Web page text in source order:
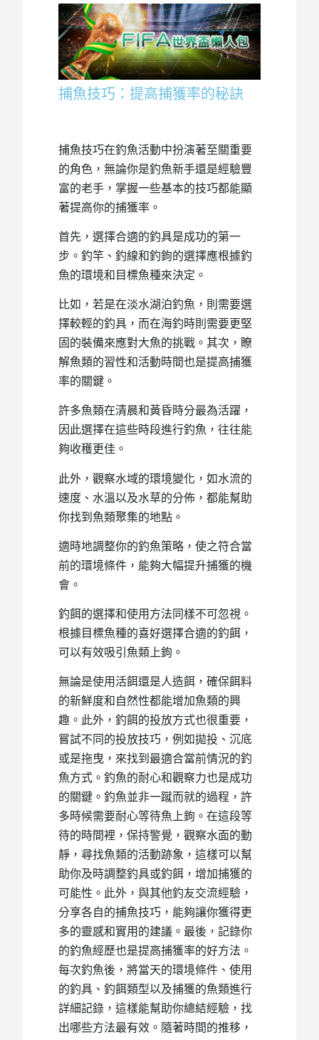
捕魚技巧：提高捕獲率的秘訣
捕魚技巧在釣魚活動中扮演著至關重要
的角色，無論你是釣魚新手還是經驗豐
富的老手，掌握一些基本的技巧都能顯
著提高你的捕獲率。
首先，選擇合適的釣具是成功的第一
步。釣竿、釣線和釣鉤的選擇應根據釣
魚的環境和目標魚種來決定。
比如，若是在淡水湖泊釣魚，則需要選
擇較輕的釣具，而在海釣時則需要更堅
固的裝備來應對大魚的挑戰。其次，瞭
解魚類的習性和活動時間也是提高捕獲
率的關鍵。
許多魚類在清晨和黃昏時分最為活躍，
因此選擇在這些時段進行釣魚，往往能
夠收穫更佳。
此外，觀察水域的環境變化，如水流的
速度、水溫以及水草的分佈，都能幫助
你找到魚類聚集的地點。
適時地調整你的釣魚策略，使之符合當
前的環境條件，能夠大幅提升捕獲的機
會。
釣餌的選擇和使用方法同樣不可忽視。
根據目標魚種的喜好選擇合適的釣餌，
可以有效吸引魚類上鉤。
無論是使用活餌還是人造餌，確保餌料
的新鮮度和自然性都能增加魚類的興
趣。此外，釣餌的投放方式也很重要，
嘗試不同的投放技巧，例如拋投、沉底
或是拖曳，來找到最適合當前情況的釣
魚方式。釣魚的耐心和觀察力也是成功
的關鍵。釣魚並非一蹴而就的過程，許
多時候需要耐心等待魚上鉤。在這段等
待的時間裡，保持警覺，觀察水面的動
靜，尋找魚類的活動跡象，這樣可以幫
助你及時調整釣具或釣餌，增加捕獲的
可能性。此外，與其他釣友交流經驗，
分享各自的捕魚技巧，能夠讓你獲得更
多的靈感和實用的建議。最後，記錄你
的釣魚經歷也是提高捕獲率的好方法。
每次釣魚後，將當天的環境條件、使用
的釣具、釣餌類型以及捕獲的魚類進行
詳細記錄，這樣能幫助你總結經驗，找
出哪些方法最有效。隨著時間的推移，